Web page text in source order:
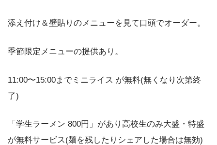
添え付け＆壁貼りのメニューを見て口頭でオーダー。
季節限定メニューの提供あり。
11:00〜15:00までミニライス が無料(無くなり次第終
了)
「学生ラーメン 800円」があり高校生のみ大盛・特盛
が無料サービス(麺を残したりシェアした場合は無効)